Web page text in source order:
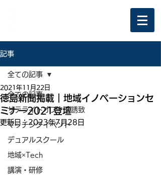
記事
全ての記事
サテライトオフィス誘致
マッチングイベント
デュアルスクール
地域×Tech
講演・研修
全ての記事
徳島新聞掲載｜地域イノベーションセ
ミナー2021登壇
2021年11月22日
更新日：2023年7月28日